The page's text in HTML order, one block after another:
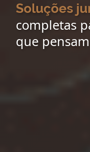
Soluções
completas
que